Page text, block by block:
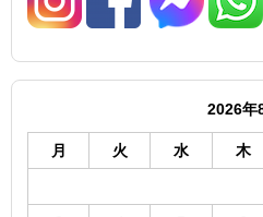
2026年
月 火 水 木